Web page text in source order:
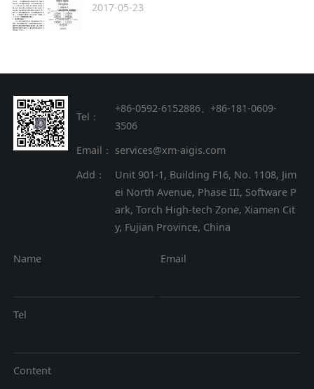
2017-05-23
Tel：
+86-0592-6152886、+86-181-0609-
3506
Email： services@xm-aigis.com
Add：
Unit 901-1, Building F16, No. 1108, Jim
ei North Avenue, Phase III, Software P
ark, Torch High-tech Zone, Xiamen Cit
y, Fujian Province, China
Name Email
Tel
Content